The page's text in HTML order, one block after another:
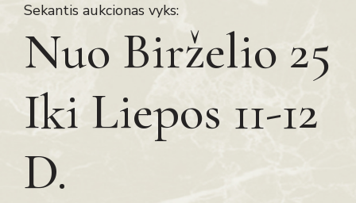
Sekantis aukcionas vyks:
Nuo Birželio 25
Iki Liepos 11-12
D.